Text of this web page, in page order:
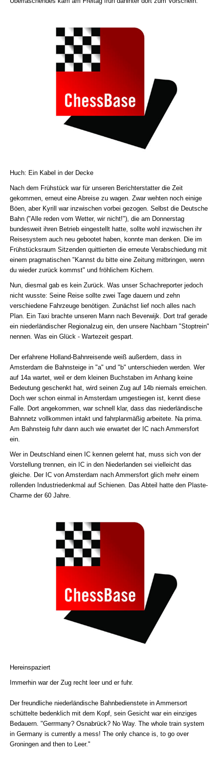
Huch: Ein Kabel in der Decke
Nach dem Frühstück war für unseren Berichterstatter die Zeit
gekommen, erneut eine Abreise zu wagen. Zwar wehten noch einige
Böen, aber Kyrill war inzwischen vorbei gezogen. Selbst die Deutsche
Bahn ("Alle reden vom Wetter, wir nicht!"), die am Donnerstag
bundesweit ihren Betrieb eingestellt hatte, sollte wohl inzwischen ihr
Reisesystem auch neu gebootet haben, konnte man denken. Die im
Frühstücksraum Sitzenden quittierten die erneute Verabschiedung mit
einem pragmatischen "Kannst du bitte eine Zeitung mitbringen, wenn
du wieder zurück kommst" und fröhlichem Kichern.
Nun, diesmal gab es kein Zurück. Was unser Schachreporter jedoch
nicht wusste: Seine Reise sollte zwei Tage dauern und zehn
verschiedene Fahrzeuge benötigen. Zunächst lief noch alles nach
Plan. Ein Taxi brachte unseren Mann nach Beverwijk. Dort traf gerade
ein niederländischer Regionalzug ein, den unsere Nachbarn "Stoptrein"
nennen. Was ein Glück - Wartezeit gespart.
Der erfahrene Holland-Bahnreisende weiß außerdem, dass in
Amsterdam die Bahnsteige in "a" und "b" unterschieden werden. Wer
auf 14a wartet, weil er dem kleinen Buchstaben im Anhang keine
Bedeutung geschenkt hat, wird seinen Zug auf 14b niemals erreichen.
Doch wer schon einmal in Amsterdam umgestiegen ist, kennt diese
Falle. Dort angekommen, war schnell klar, dass das niederländische
Bahnnetz vollkommen intakt und fahrplanmäßig arbeitete. Na prima.
Am Bahnsteig fuhr dann auch wie erwartet der IC nach Ammersfort
ein.
Wer in Deutschland einen IC kennen gelernt hat, muss sich von der
Vorstellung trennen, ein IC in den Niederlanden sei vielleicht das
gleiche. Der IC von Amsterdam nach Ammersfort glich mehr einem
rollenden Industriedenkmal auf Schienen. Das Abteil hatte den Plaste-
Charme der 60 Jahre.
Hereinspaziert
Immerhin war der Zug recht leer und er fuhr.
Der freundliche niederländische Bahnbedienstete in Ammersort
schüttelte bedenklich mit dem Kopf, sein Gesicht war ein einziges
Bedauern. "Gerrmany? Osnabrück? No Way. The whole train system
in Germany is currently a mess! The only chance is, to go over
Groningen and then to Leer."